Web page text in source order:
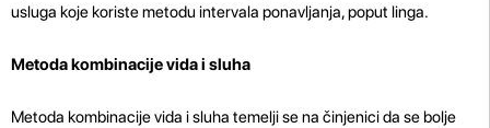
usluga koje koriste metodu intervala ponavljanja, poput linga.
Metoda kombinacije vida i sluha
Metoda kombinacije vida i sluha temelji se na činjenici da se bolje